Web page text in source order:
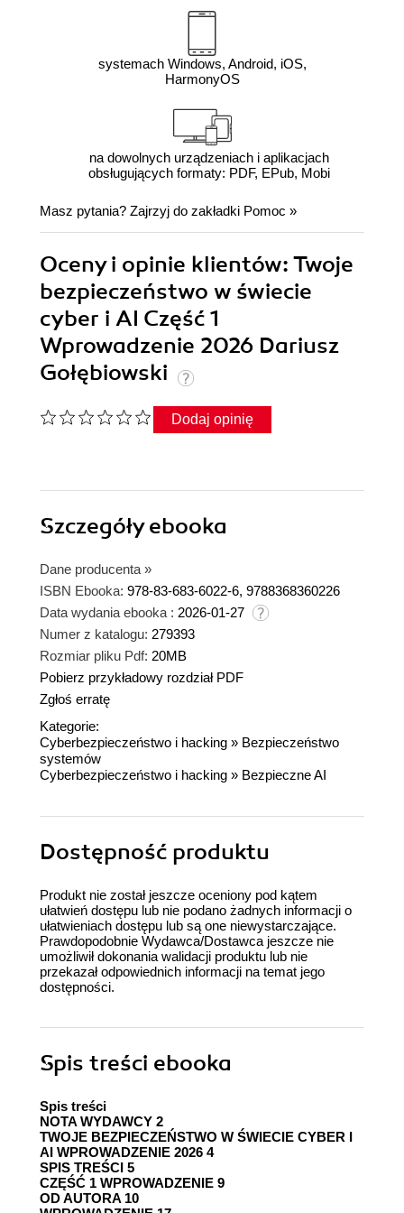
systemach Windows, Android, iOS,
HarmonyOS
na dowolnych urządzeniach i aplikacjach
obsługujących formaty: PDF, EPub, Mobi
Masz pytania? Zajrzyj do zakładki Pomoc »
Oceny i opinie klientów: Twoje
bezpieczeństwo w świecie
cyber i AI Część 1
Wprowadzenie 2026 Dariusz
Gołębiowski
Dodaj opinię
Szczegółyebooka
Dane producenta »
ISBN Ebooka: 978-83-683-6022-6, 9788368360226
Data wydania ebooka : 2026-01-27
Numer z katalogu: 279393
Rozmiar pliku Pdf: 20MB
Pobierz przykładowy rozdział PDF
Zgłoś erratę
Kategorie:
Cyberbezpieczeństwo i hacking » Bezpieczeństwo
systemów
Cyberbezpieczeństwo i hacking » Bezpieczne AI
Dostępność produktu
Produkt nie został jeszcze oceniony pod kątem
ułatwień dostępu lub nie podano żadnych informacji o
ułatwieniach dostępu lub są one niewystarczające.
Prawdopodobnie Wydawca/Dostawca jeszcze nie
umożliwił dokonania walidacji produktu lub nie
przekazał odpowiednich informacji na temat jego
dostępności.
Spis treści ebooka
Spis treści
NOTA WYDAWCY 2
TWOJE BEZPIECZEŃSTWO W ŚWIECIE CYBER I
AI WPROWADZENIE 2026 4
SPIS TREŚCI 5
CZĘŚĆ 1 WPROWADZENIE 9
OD AUTORA 10